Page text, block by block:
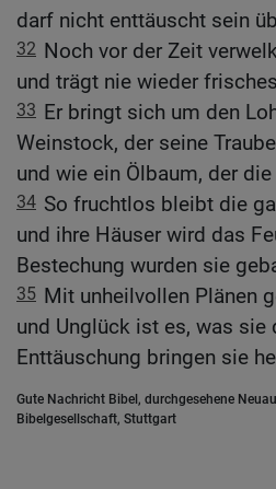
darf nicht enttäuscht sein
32 Noch vor der Zeit
und trägt nie wieder
33 Er bringt sich um den
Weinstock, der seine
und wie ein Ölbaum, der
34 So fruchtlos bleibt die
und ihre Häuser wird das
Bestechung wurden sie
35 Mit unheilvollen Plänen
und Unglück ist es, was sie
Enttäuschung bringen sie
Gute Nachricht Bibel, durchgesehene
Bibelgesellschaft, Stuttgart